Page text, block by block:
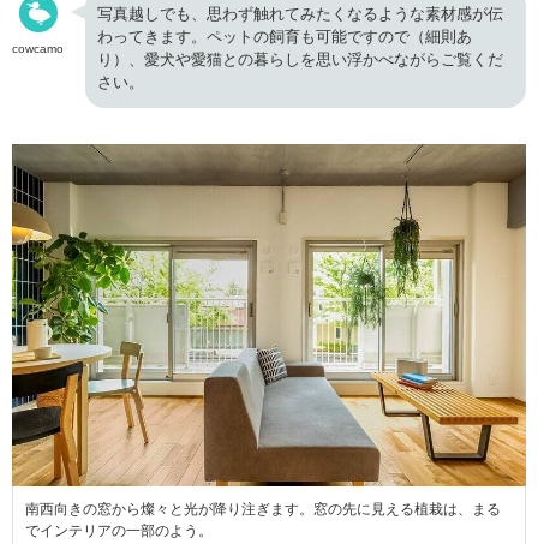
cowcamo
写真越しでも、思わず触れてみたくなるような素材感が伝
わってきます。ペットの飼育も可能ですので（細則あ
り）、愛犬や愛猫との暮らしを思い浮かべながらご覧くだ
さい。
南西向きの窓から燦々と光が降り注ぎます。窓の先に見える植栽は、まる
でインテリアの一部のよう。